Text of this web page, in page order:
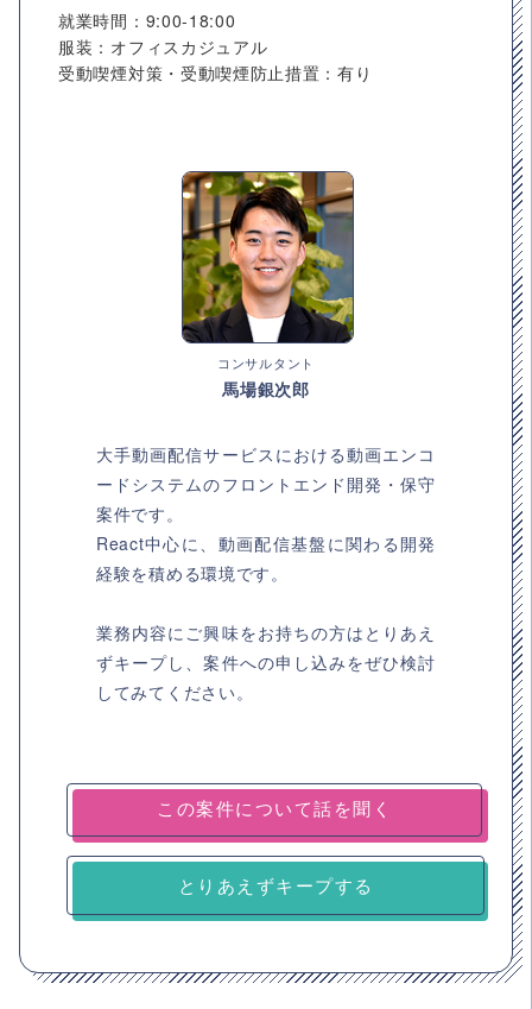
就業時間：9:00-18:00
服装：オフィスカジュアル
受動喫煙対策・受動喫煙防止措置：有り
コンサルタント
馬場銀次郎
大手動画配信サービスにおける動画エンコ
ードシステムのフロントエンド開発・保守
案件です。
React中心に、動画配信基盤に関わる開発
経験を積める環境です。
業務内容にご興味をお持ちの方はとりあえ
ずキープし、案件への申し込みをぜひ検討
してみてください。
とりあえずキープする